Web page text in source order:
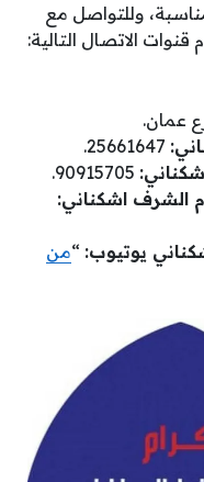
وللتواصل مع
الاتصال التالية:
عمان.
الشرف اشكناني:
يوتيوب: “من